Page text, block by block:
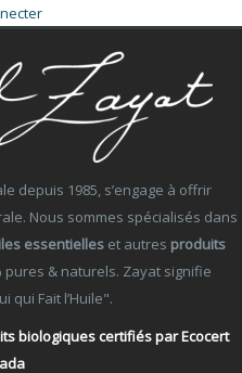
depuis 1985, s’engage à offrir
Nous sommes spécialisés dans
essentielleset autres produits
& naturels. Zayat signifie
qui Fait l’Huile".
biologiques certifiés par Ecocert